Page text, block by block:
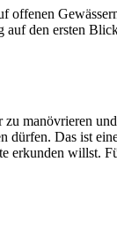
offenen
auf den ersten
manövrieren
Das ist
erkunden willst.